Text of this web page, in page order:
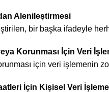
Alenileştirmesi
bir başka ifadeyle
Korunması İçin Veri
için veri işlemenin
İçin Kişisel Veri